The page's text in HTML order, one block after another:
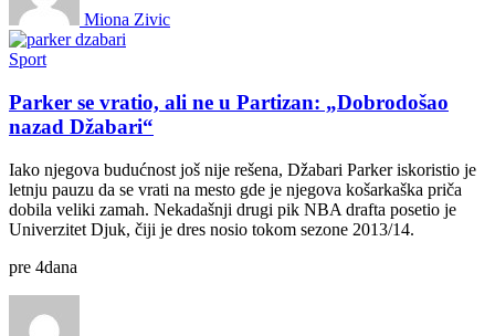
Miona Zivic
Sport
Parker se vratio, ali ne u Partizan: „Dobrodošao
nazad Džabari“
Iako njegova budućnost još nije rešena, Džabari Parker iskoristio je
letnju pauzu da se vrati na mesto gde je njegova košarkaška priča
dobila veliki zamah. Nekadašnji drugi pik NBA drafta posetio je
Univerzitet Djuk, čiji je dres nosio tokom sezone 2013/14.
pre 4dana